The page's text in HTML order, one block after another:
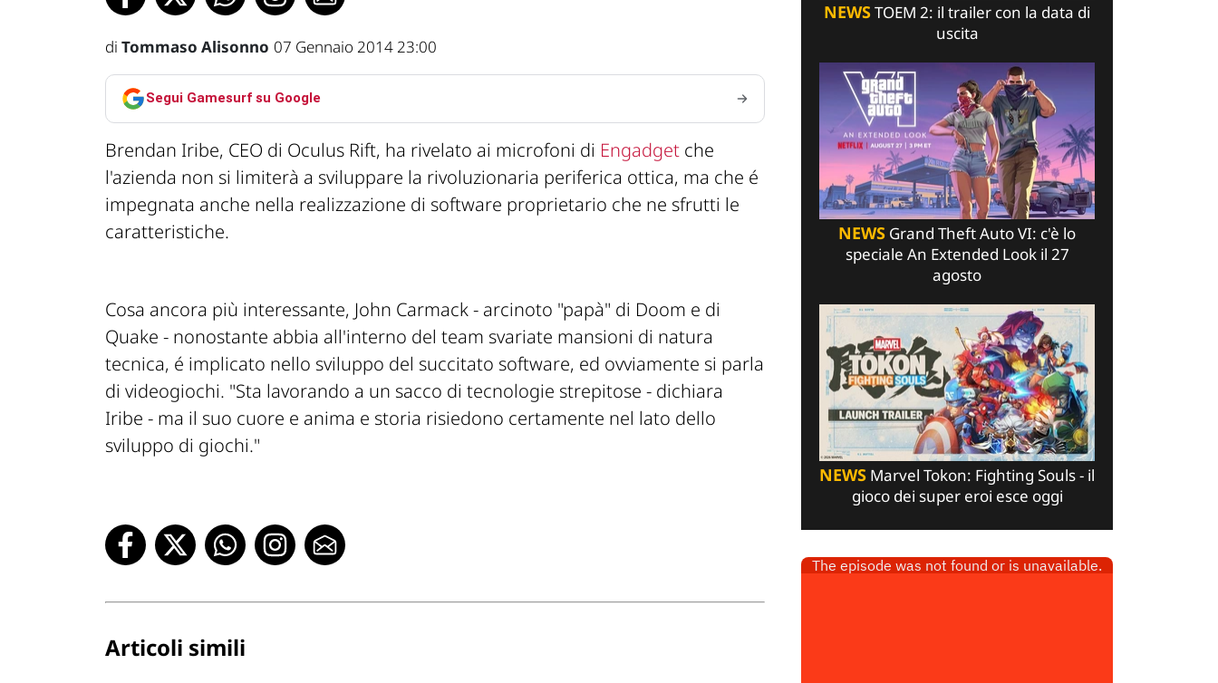
di Tommaso Alisonno 07 Gennaio 2014 23:00
Segui Gamesurf su Google
Brendan Iribe, CEO di Oculus Rift, ha rivelato ai microfoni di Engadget che
l'azienda non si limiterà a sviluppare la rivoluzionaria periferica ottica, ma che é
impegnata anche nella realizzazione di software proprietario che ne sfrutti le
caratteristiche.
Cosa ancora più interessante, John Carmack - arcinoto "papà" di Doom e di
Quake - nonostante abbia all'interno del team svariate mansioni di natura
tecnica, é implicato nello sviluppo del succitato software, ed ovviamente si parla
di videogiochi. "Sta lavorando a un sacco di tecnologie strepitose - dichiara
Iribe - ma il suo cuore e anima e storia risiedono certamente nel lato dello
sviluppo di giochi."
Articoli simili
NEWSTOEM 2: il trailer con la data di
uscita
NEWS Grand Theft Auto VI: c'è lo
speciale An Extended Look il 27
agosto
NEWS Marvel Tokon: Fighting Souls - il
gioco dei super eroi esce oggi